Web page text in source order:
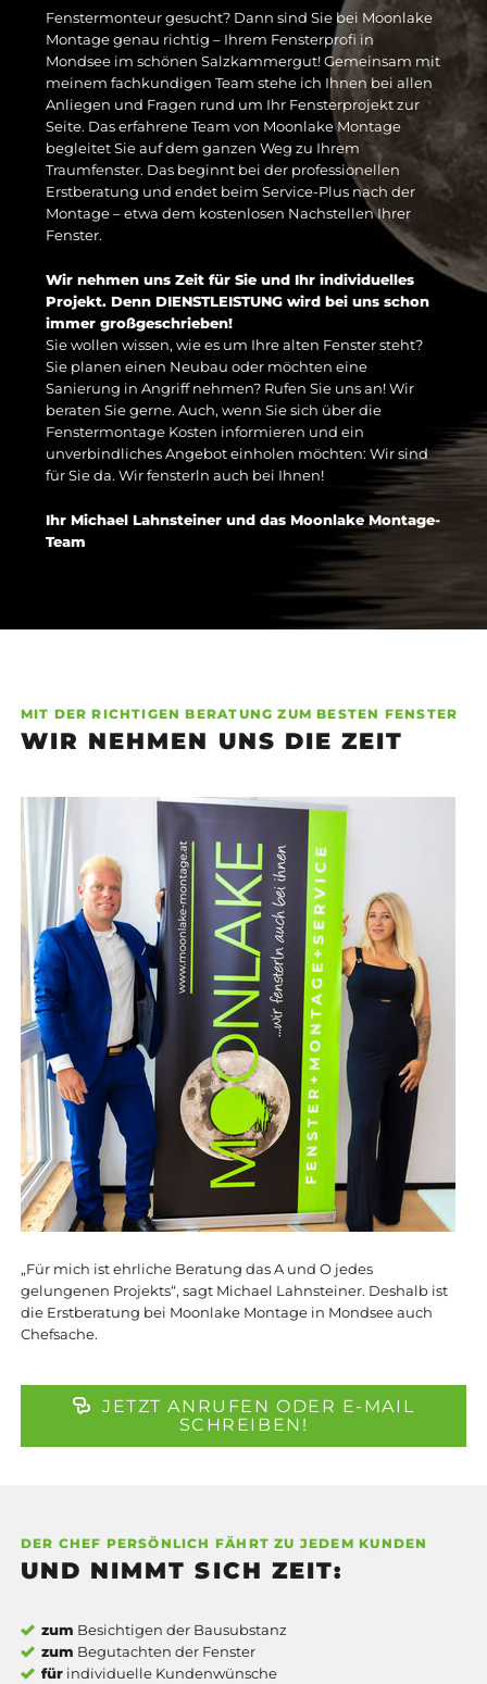
Fenstermonteur gesucht? Dann sind Sie bei Moonlake
Montage genau richtig – Ihrem Fensterprofi in
Mondsee im schönen Salzkammergut! Gemeinsam mit
meinem fachkundigen Team stehe ich Ihnen bei allen
Anliegen und Fragen rund um Ihr Fensterprojekt zur
Seite. Das erfahrene Team von Moonlake Montage
begleitet Sie auf dem ganzen Weg zu Ihrem
Traumfenster. Das beginnt bei der professionellen
Erstberatung und endet beim Service-Plus nach der
Montage – etwa dem kostenlosen Nachstellen Ihrer
Fenster.
Wir nehmen uns Zeit für Sie und Ihr individuelles
Projekt. Denn DIENSTLEISTUNG wird bei uns schon
immer großgeschrieben!
Sie wollen wissen, wie es um Ihre alten Fenster steht?
Sie planen einen Neubau oder möchten eine
Sanierung in Angriff nehmen? Rufen Sie uns an! Wir
beraten Sie gerne. Auch, wenn Sie sich über die
Fenstermontage Kosten informieren und ein
unverbindliches Angebot einholen möchten: Wir sind
für Sie da. Wir fensterln auch bei Ihnen!
Ihr Michael Lahnsteiner und das Moonlake Montage-
Team
MIT DER RICHTIGEN BERATUNG ZUM BESTEN FENSTER
WIR NEHMEN UNS DIE ZEIT
„Für mich ist ehrliche Beratung das A und O jedes
gelungenen Projekts“, sagt Michael Lahnsteiner. Deshalb ist
die Erstberatung bei Moonlake Montage in Mondsee auch
Chefsache.
JETZT ANRUFEN ODER E-MAIL
SCHREIBEN!
DER CHEF PERSÖNLICH FÄHRT ZU JEDEM KUNDEN
UND NIMMT SICH ZEIT:
zum Besichtigen der Bausubstanz
zum Begutachten der Fenster
fürindividuelle Kundenwünsche